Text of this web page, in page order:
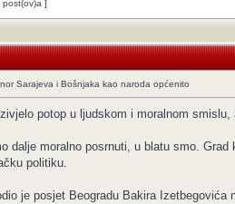
post(ov)a ]
Sarajeva i Bošnjaka kao naroda općenito
potop u ljudskom i moralnom
dalje moralno posrnuti, u blatu smo.
politiku.
je posjet Beogradu Bakira